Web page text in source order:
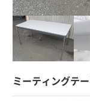
ミーティングテ